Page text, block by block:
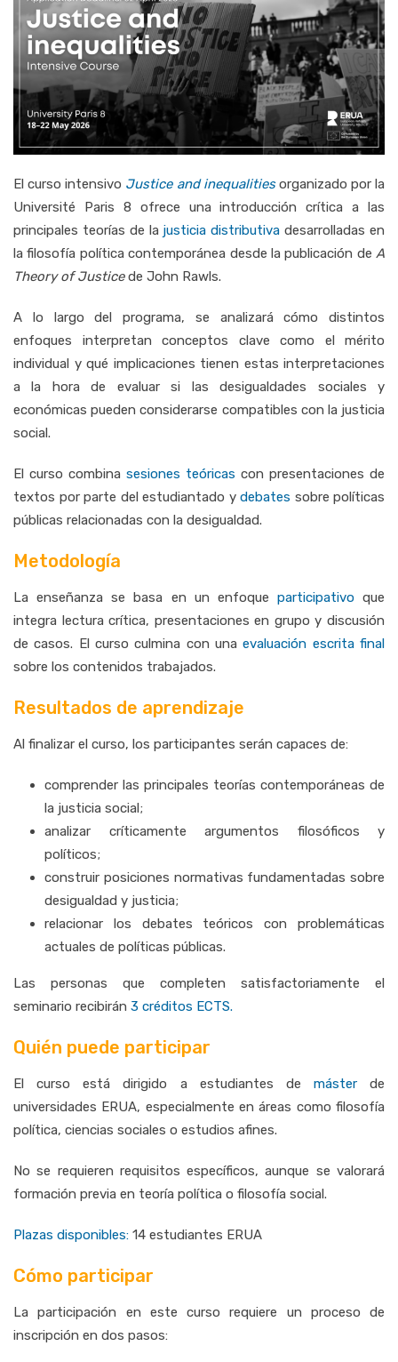
El curso intensivo Justice and inequalities organizado por la
Université Paris 8 ofrece una introducción crítica a las
principales teorías de la justicia distributiva desarrolladas en
la filosofía política contemporánea desde la publicación de A
Theory of Justicede John Rawls.
A lo largo del programa, se analizará cómo distintos
enfoques interpretan conceptos clave como el mérito
individual y qué implicaciones tienen estas interpretaciones
a la hora de evaluar si las desigualdades sociales y
económicas pueden considerarse compatibles con la justicia
social.
El curso combina sesiones teóricas con presentaciones de
textos por parte del estudiantado y debates sobre políticas
públicas relacionadas con la desigualdad.
Metodología
La enseñanza se basa en un enfoque participativoque
integra lectura crítica, presentaciones en grupo y discusión
de casos. El curso culmina con unaevaluación escrita final
sobre los contenidos trabajados.
Resultados de aprendizaje
Al finalizar el curso, los participantes serán capaces de:
comprender las principales teorías contemporáneas de
la justicia social;
analizar críticamente argumentos filosóficos y
políticos;
construir posiciones normativas fundamentadas sobre
desigualdad y justicia;
relacionar los debates teóricos con problemáticas
actuales de políticas públicas.
Las personas que completen satisfactoriamente el
seminario recibirán 3 créditos ECTS.
Quién puede participar
El curso está dirigido a estudiantes de máster de
universidades ERUA, especialmente en áreas como filosofía
política, ciencias sociales o estudios afines.
No se requieren requisitos específicos, aunque se valorará
formación previa en teoría política o filosofía social.
Plazas disponibles: 14 estudiantes ERUA
Cómo participar
La participación en este curso requiere un proceso de
inscripción en dos pasos: